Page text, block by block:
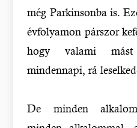
még Parkinsonba is.
évfolyamon párszor
hogy valami
mindennapi, rá
De minden